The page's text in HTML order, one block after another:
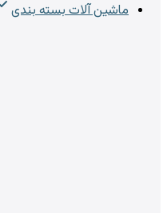
ماشین آلات بسته بندی